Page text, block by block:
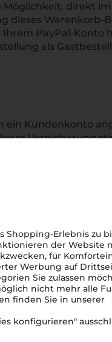
Erlebnis zu
der Website
für
Werbung auf
Sie zulassen
nicht mehr alle
finden Sie in unserer
konfigurieren"
direkt
dieses Warenkorb-
PayPal-
als
ein Kundenkonto
Vereinbarung
abgebucht
Um diese
einfach den
Für die Zahlung
für Zahlungen
können wir den
Ihre
– wir buchen
genaue Datum